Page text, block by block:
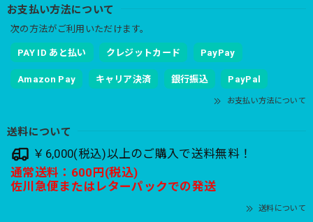
お支払い方法について
次の方法がご利用いただけます。
PAY ID あと払い クレジットカード PayPay
Amazon Pay キャリア決済 銀行振込 PayPal
お支払い方法について
送料について
￥6,000(税込)以上のご購入で送料無料！
通常送料：600円(税込)
佐川急便またはレターパックでの発送
送料について